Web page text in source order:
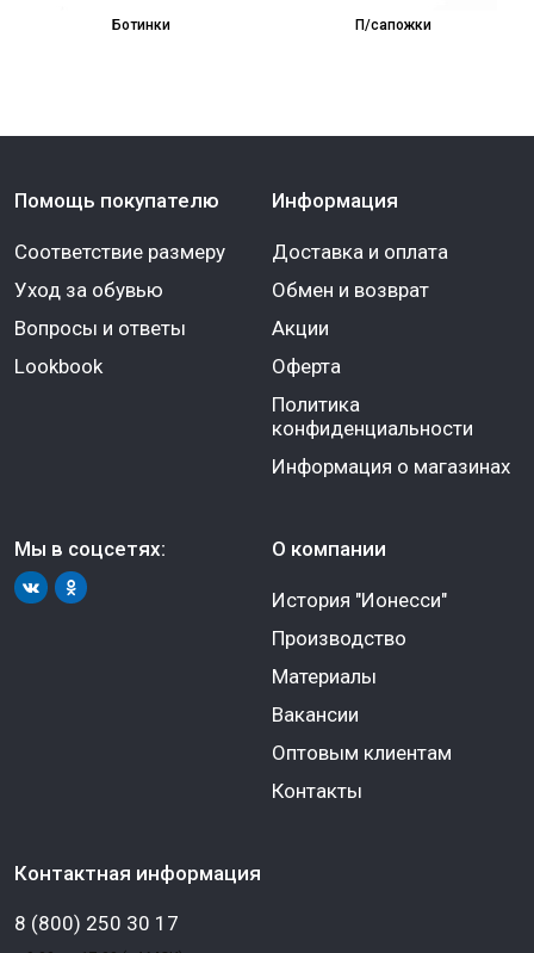
Ботинки П/сапожки
Помощь покупателю
Соответствие размеру
Уход за обувью
Вопросы и ответы
Lookbook
Информация
Доставка и оплата
Обмен и возврат
Акции
Оферта
Политика
конфиденциальности
Информация о магазинах
Мы в соцсетях: О компании
История "Ионесси"
Производство
Материалы
Вакансии
Оптовым клиентам
Контакты
Контактная информация
8 (800) 250 30 17